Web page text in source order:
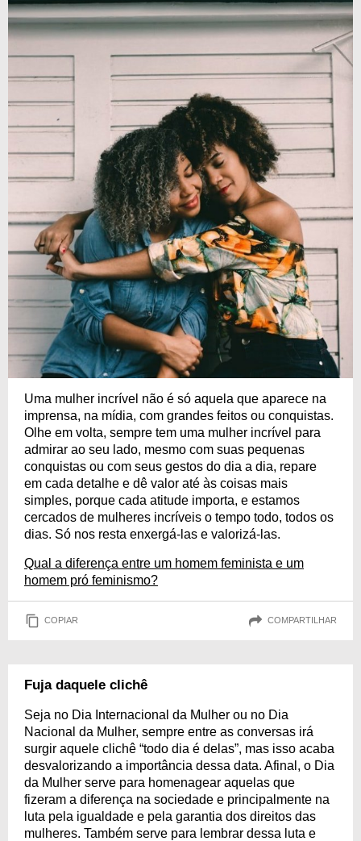
Uma mulher incrível não é só aquela que aparece na
imprensa, na mídia, com grandes feitos ou conquistas.
Olhe em volta, sempre tem uma mulher incrível para
admirar ao seu lado, mesmo com suas pequenas
conquistas ou com seus gestos do dia a dia, repare
em cada detalhe e dê valor até às coisas mais
simples, porque cada atitude importa, e estamos
cercados de mulheres incríveis o tempo todo, todos os
dias. Só nos resta enxergá-las e valorizá-las.
Qual a diferença entre um homem feminista e um
homem pró feminismo?
COPIAR COMPARTILHAR
Fuja daquele clichê
Seja no Dia Internacional da Mulher ou no Dia
Nacional da Mulher, sempre entre as conversas irá
surgir aquele clichê “todo dia é delas”, mas isso acaba
desvalorizando a importância dessa data. Afinal, o Dia
da Mulher serve para homenagear aquelas que
fizeram a diferença na sociedade e principalmente na
luta pela igualdade e pela garantia dos direitos das
mulheres. Também serve para lembrar dessa luta e